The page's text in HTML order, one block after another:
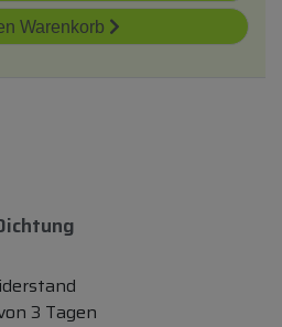
Warenkorb
3 Tagen